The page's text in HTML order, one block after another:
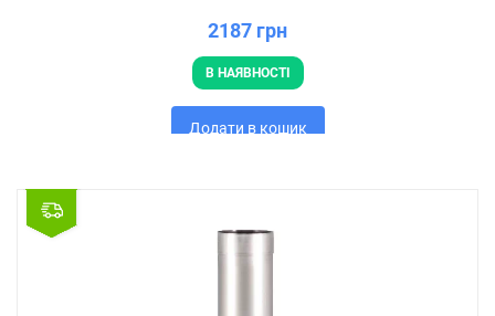
2187 грн
В НАЯВНОСТІ
Додати в кошик